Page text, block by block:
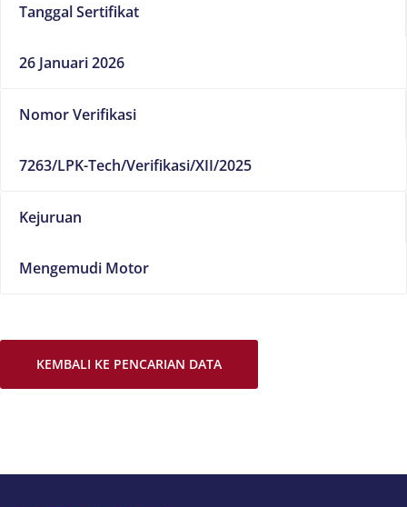
Tanggal Sertifikat
26 Januari 2026
Nomor Verifikasi
7263/LPK-Tech/Verifikasi/XII/2025
Kejuruan
Mengemudi Motor
KEMBALI KE PENCARIAN DATA